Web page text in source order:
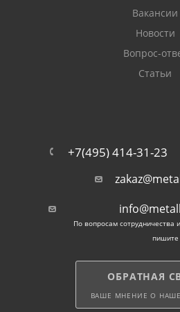
Вакансии
Новости
Вопрос-
Статьи
+7(495) 414-31-23
По вопросам сотрудничества
пишите
ОБРАТНАЯ
ВАШЕ МНЕНИЕ О